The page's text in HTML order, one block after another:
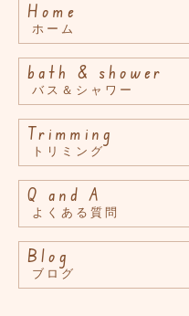
Home
ホーム
bath & shower
バス＆シャワー
Trimming
トリミング
Q and A
よくある質問
Blog
ブログ